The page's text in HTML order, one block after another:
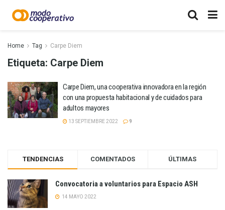
Home Tag Carpe Diem
Etiqueta: Carpe Diem
Carpe Diem, una cooperativa innovadora en la región
con una propuesta habitacional y de cuidados para
adultos mayores
13 SEPTIEMBRE 2022 9
TENDENCIAS COMENTADOS ÚLTIMAS
Convocatoria a voluntarios para Espacio ASH
14 MAYO 2022